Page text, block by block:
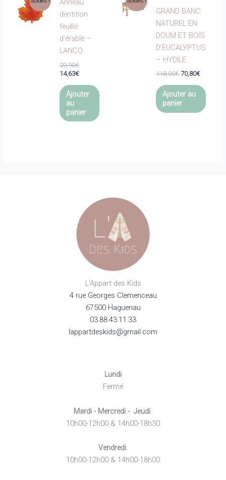
peuvent
produit
du
Anneau
dentition
feuille
d’érable –
LANCO
20,90€Le
prix
était :
20,90€.
14,63€Le
actuel
est :
14,63€.
Ajouter
au
panier
GRAND BANC
NATUREL EN
DOUM ET BOIS
D’EUCALYPTUS
– HYDILE
118,00€ Le
initial
était :
118,00€.
70,80€Le
actuel
70,80€.
Ajouter au
panier
L'Appart des Kids
4 rue Georges Clemenceau
67500 Haguenau
03.88.43.11.33
lappartdeskids@gmail.com
Lundi
Fermé
Mardi - Mercredi - Jeudi
10h00-12h00 & 14h00-18h30
Vendredi
10h00-12h00 & 14h00-18h00